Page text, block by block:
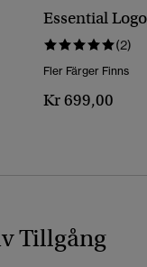
Essential
(2)
Fler Färger Finns
Kr 699,00
Tillgång